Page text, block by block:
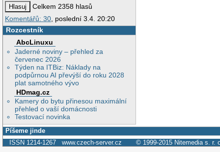
Celkem 2358 hlasů
Komentářů: 30, poslední 3.4. 20:20
Rozcestník
AbcLinuxu
Jaderné noviny – přehled za
červenec 2026
Týden na ITBiz: Náklady na
podpůrnou AI převýší do roku 2028
plat samotného vývo
HDmag.cz
Kamery do bytu přinesou maximální
přehled o vaší domácnosti
Testovací novinka
Píšeme jinde
ISSN 1214-1267 www.czech-server.cz © 1999-2015 Nitemedia s. r.